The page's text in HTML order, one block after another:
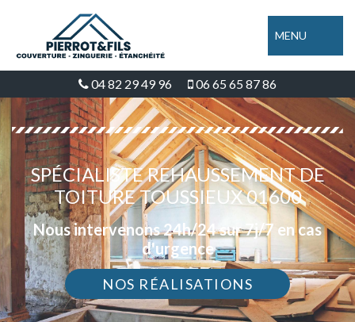
MENU
04 82 29 49 96 06 65 65 87 86
SPÉCIALISTE REHAUSSEMENT DE
TOITURE TOUSSIEUX 01600
Nous intervenons 24h/24 sur 7j/7 en cas
d'urgence
NOS RÉALISATIONS